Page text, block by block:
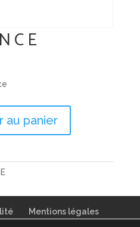
au panier
Mentions légales